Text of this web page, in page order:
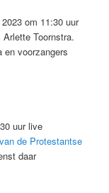
om 11:30 uur
Toornstra.
en voorzangers
uur live
de Protestantse
daar